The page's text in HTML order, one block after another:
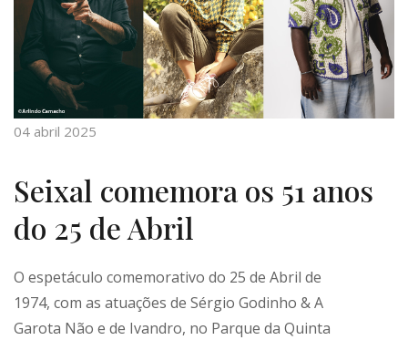
04 abril 2025
Seixal comemora os 51 anos
do 25 de Abril
O espetáculo comemorativo do 25 de Abril de
1974, com as atuações de Sérgio Godinho & A
Garota Não e de Ivandro, no Parque da Quinta